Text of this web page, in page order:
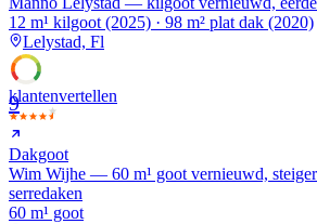
12 m¹ kilgoot (2025) · 98 m² plat dak (2020)
Lelystad, Fl
9
klantenvertellen
Dakgoot
Wim Wijhe — 60 m¹ goot vernieuwd,
serredaken
60 m¹ goot